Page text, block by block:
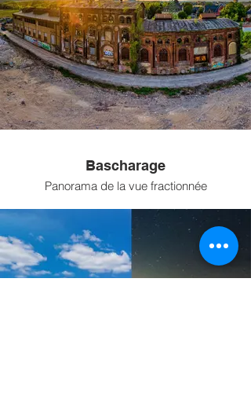
Bascharage
Panorama de la vue fractionnée